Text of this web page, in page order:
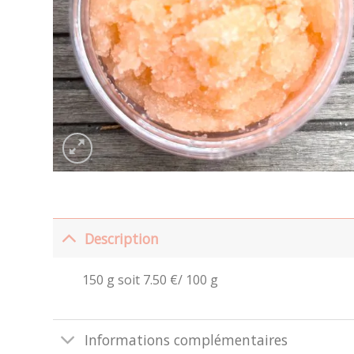
Description
150 g soit 7.50 €/ 100 g
Informations complémentaires